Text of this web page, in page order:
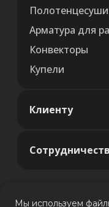
Мы используем
Арматура для
Конвекторы
Купели
Клиенту